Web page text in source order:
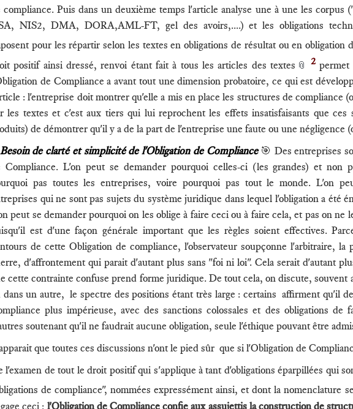
compliance. Puis dans un deuxième temps l'article analyse une à une les corpus
NIS2, DMA, DORA,AML-FT, gel des avoirs,....) et les obligations
pour les répartir selon les textes en obligations de résultat ou en obligation
positif ainsi dressé, renvoi étant fait à tous les articles des textes 📎 2
de Compliance a avant tout une dimension probatoire, ce qui est
: l'entreprise doit montrer qu'elle a mis en place les structures de compliance
les textes et c'est aux tiers qui lui reprochent les effets insatisfaisants que ces
de démontrer qu'il y a de la part de l'entreprise une faute ou une négligence
Besoin de clarté et simplicité de l'Obligation de Compliance🎯 Des entreprises
Compliance. L'on peut se demander pourquoi celles-ci (les grandes) et non
pas toutes les entreprises, voire pourquoi pas tout le monde. L'on
qui ne sont pas sujets du système juridique dans lequel l'obligation a été
peut se demander pourquoi on les oblige à faire ceci ou à faire cela, et pas on ne
est d'une façon générale important que les règles soient effectives.
de cette Obligation de compliance, l'observateur soupçonne l'arbitraire, la
d'affrontement qui parait d'autant plus sans "foi ni loi". Cela serait d'autant
cette contrainte confuse prend forme juridique. De tout cela, on discute, souvent
dans un autre, le spectre des positions étant très large : certains affirment qu'il
plus impérieuse, avec des sanctions colossales et des obligations de
soutenant qu'il ne faudrait aucune obligation, seule l'éthique pouvant être
que toutes ces discussions n'ont le pied sûr que si l'Obligation de
l'examen de tout le droit positif qui s'applique à tant d'obligations éparpillées qui
de compliance", nommées expressément ainsi, et dont la nomenclature
ceci : l'Obligation de Compliance confie aux assujettis la construction de